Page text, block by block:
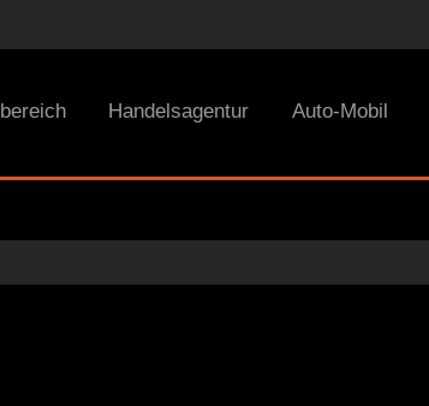
Handelsagentur Auto-Mobil